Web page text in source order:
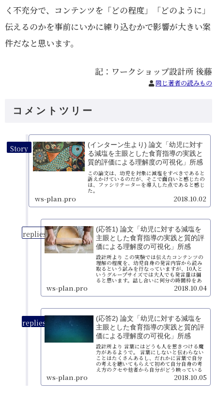
く不充分で、コンテンツを「どの程度」「どのように」
伝えるのかを事前にいかに練り込むかで影響が大きい案
件だなと思います。
記：ワークショップ設計所 後藤
同じ著者の読みもの
コメントツリー
(インターン生より) 論文「幼児に対す
る減塩を主眼とした食育指導の実践と
質的評価による理解度の可視化」所感
この論文は、幼児を対象に減塩をすべきであると
訴えかけているのだが、そこで面白いと感じたの
は、ファシリテーターを導入した点であると感じ
た。
ws-plan.pro 2018.10.02
(応答1) 論文「幼児に対する減塩を
主眼とした食育指導の実践と質的評
価による理解度の可視化」所感
設計所より この実験では伝えたコンテンツの
理解の程度を、幼児自身の発言内容から読み
取るという試みを行なっていますが、10人と
いうグループサイズでは大人でも発言量は偏
ると思います。話し合いに何分の時間枠をあ
てるかによっても変わるし（とは...
ws-plan.pro 2018.10.04
(応答2) 論文「幼児に対する減塩を
主眼とした食育指導の実践と質的評
価による理解度の可視化」所感
設計所より 言葉にはどうも人を惹きつける魔
力があるようで。 言葉にしないと伝わらない
ことはたくさんあるし、だれかに言葉で自分
の考えを聴いてもらえて初めて自分自身の考
え方のクセや他者から自分がどう映っている
かに気がつくこともあるだろう...
ws-plan.pro 2018.10.05